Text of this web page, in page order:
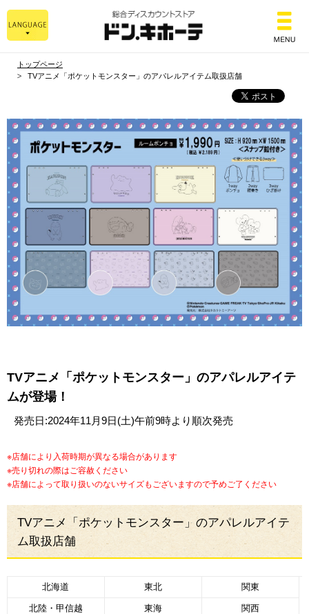
総合ディスカウントス
トップページ
TVアニメ「ポケットモンスター」のアパレルアイテム取扱店舗
TVアニメ「ポケットモンスター」のアパレルアイテ
ムが登場！
発売日:2024年11月9日(土)午前9時より順次発売
※店舗により入荷時期が異なる場合があります
※売り切れの際はご容赦ください
※店舗によって取り扱いのないサイズもございますので予めご了ください
TVアニメ「ポケットモンスター」のアパレルアイテ
ム取扱店舗
北海道 東北 関東
北陸・甲信越 東海 関西